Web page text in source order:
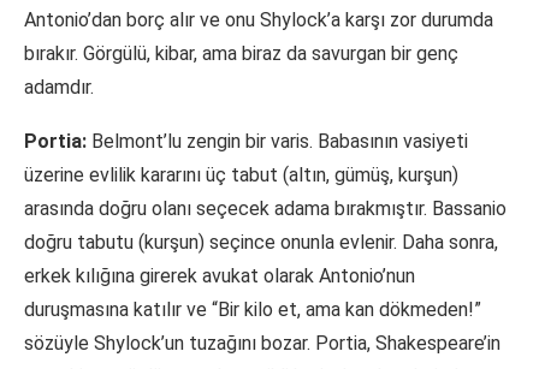
Antonio’dan borç alır ve onu Shylock’a karşı zor durumda
bırakır. Görgülü, kibar, ama biraz da savurgan bir genç
adamdır.
Portia: Belmont’lu zengin bir varis. Babasının vasiyeti
üzerine evlilik kararını üç tabut (altın, gümüş, kurşun)
arasında doğru olanı seçecek adama bırakmıştır. Bassanio
doğru tabutu (kurşun) seçince onunla evlenir. Daha sonra,
erkek kılığına girerek avukat olarak Antonio’nun
duruşmasına katılır ve “Bir kilo et, ama kan dökmeden!”
sözüyle Shylock’un tuzağını bozar. Portia, Shakespeare’in